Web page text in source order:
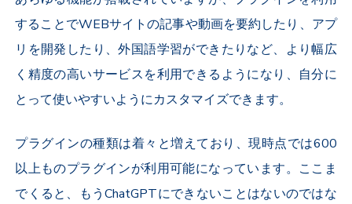
することでWEBサイトの記事や動画を要約したり、アプ
リを開発したり、外国語学習ができたりなど、より幅広
く精度の高いサービスを利用できるようになり、自分に
とって使いやすいようにカスタマイズできます。
プラグインの種類は着々と増えており、現時点では600
以上ものプラグインが利用可能になっています。ここま
でくると、もうChatGPTにできないことはないのではな